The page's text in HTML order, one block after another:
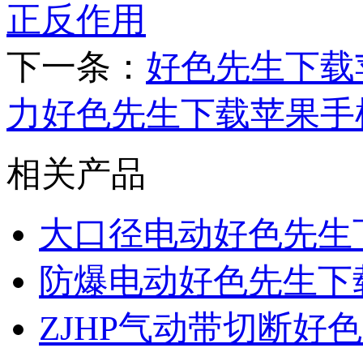
正反作用
下一条： 好色先生下
力好色先生下载苹果
相关产品
大口径电动好色先
防爆电动好色先生
ZJHP气动带切断好